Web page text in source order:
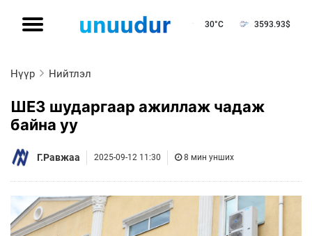
30°C 3593.93$
Нүүр Нийтлэл
ШЕЗ шударгаар ажиллаж чадаж
байна уу
Г.Равжаа 2025-09-12 11:30 8 мин унших